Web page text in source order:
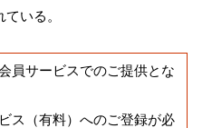
いる。
員サービスでのご提供とな
ス（有料）へのご登録が必